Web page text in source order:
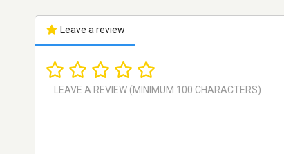
Leave a review